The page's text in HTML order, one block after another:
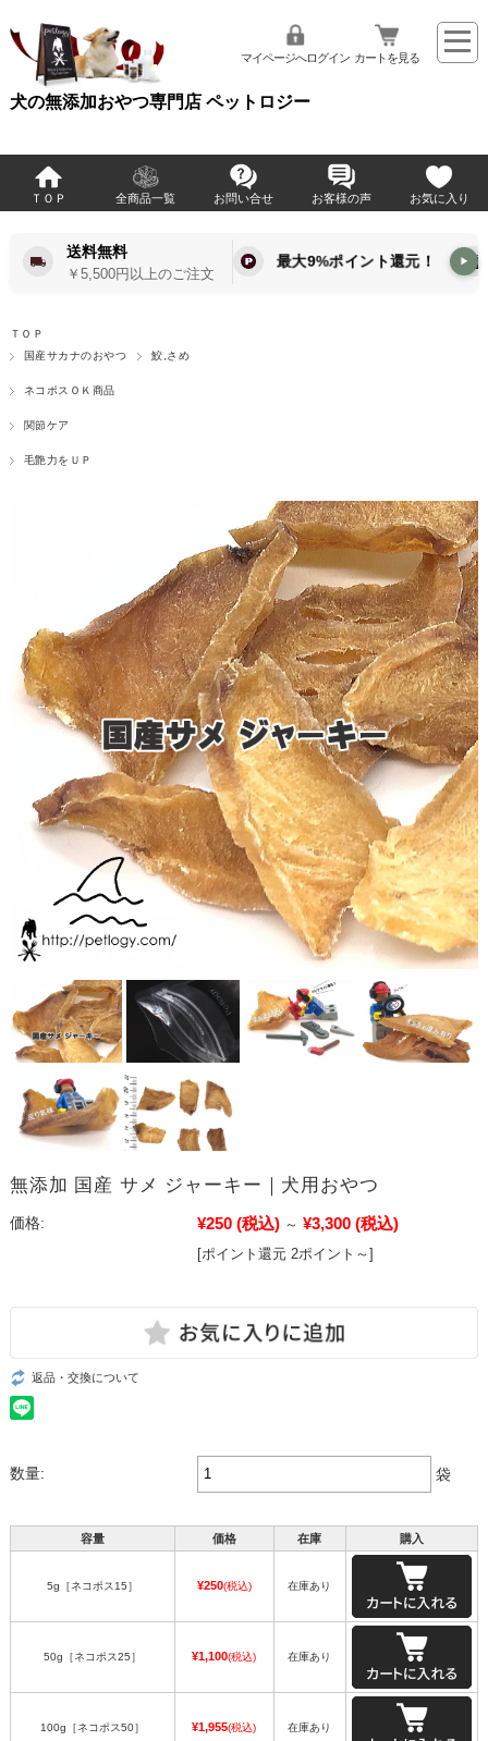
犬の無添加おやつ専門店 ペットロジー
マイページへログイン カートを見る
ＴＯＰ 全商品一覧 お問い合せ お客様の声 お気に入り
送料無料
￥5,500円以上のご注文
最大9%ポイント還元！ ▶
ＴＯＰ
国産サカナのおやつ
鮫,さめ
ネコポスＯＫ商品
関節ケア
毛艶力をＵＰ
無添加 国産 サメ ジャーキー｜犬用おやつ
価格: ¥250 (税込) ～ ¥3,300 (税込)
[ポイント還元 2ポイント～]
返品・交換について
数量: 袋
容量 価格 在庫 購入
5g［ネコポス15］ ¥250(税込) 在庫あり
50g［ネコポス25］ ¥1,100(税込) 在庫あり
100g［ネコポス50］ ¥1,955(税込) 在庫あり